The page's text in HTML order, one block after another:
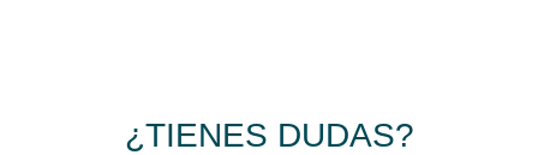
¿TIENES DUDAS?